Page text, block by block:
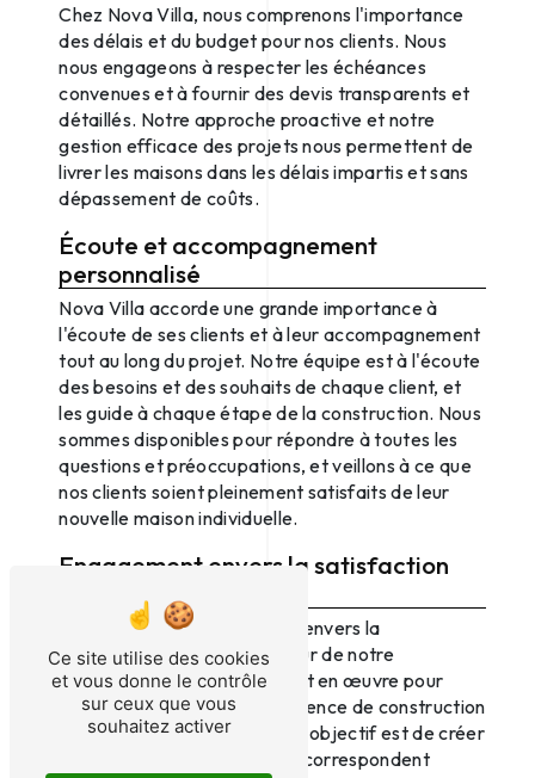
Chez Nova Villa, nous comprenons l'importance
des délais et du budget pour nos clients. Nous
nous engageons à respecter les échéances
convenues et à fournir des devis transparents et
détaillés. Notre approche proactive et notre
gestion efficace des projets nous permettent de
livrer les maisons dans les délais impartis et sans
dépassement de coûts.
Écoute et accompagnement
personnalisé
Nova Villa accorde une grande importance à
l'écoute de ses clients et à leur accompagnement
tout au long du projet. Notre équipe est à l'écoute
des besoins et des souhaits de chaque client, et
les guide à chaque étape de la construction. Nous
sommes disponibles pour répondre à toutes les
questions et préoccupations, et veillons à ce que
nos clients soient pleinement satisfaits de leur
nouvelle maison individuelle.
Engagement envers la satisfaction
L'engagement de Nova Villa envers la
satisfaction client est au cœur de notre
démarche. Nous mettons tout en œuvre pour
offrir à nos clients une expérience de construction
positive et sans stress. Notre objectif est de créer
des maisons individuelles qui correspondent
Ce site utilise des cookies
et vous donne le contrôle
sur ceux que vous
souhaitez activer